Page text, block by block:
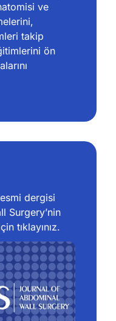
ve
takip
ön
dergisi
Surgery’nin
tıklayınız.